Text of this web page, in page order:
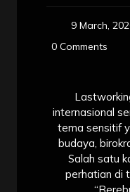
9 March,
0 Comments
internasional
tema sensitif
budaya,
Salah satu
perhatian di